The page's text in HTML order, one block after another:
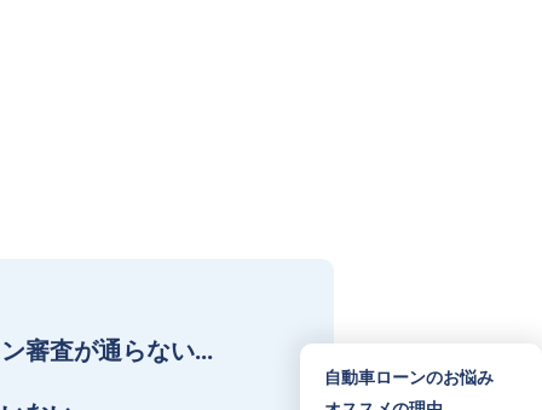
審査が通らない…
自動車ローンのお悩み